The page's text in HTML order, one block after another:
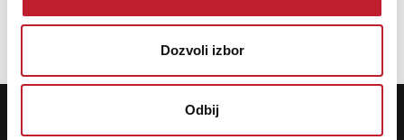
Dozvoli izbor
Odbij
Opis nije dostupan
POTREBNA VAM JE POMOĆ? POZOVITE NAS!
Ukoliko želite da dobijete najnovije informacije o novitetima i popustima,
prijavite se na naš NEWSLETTER!